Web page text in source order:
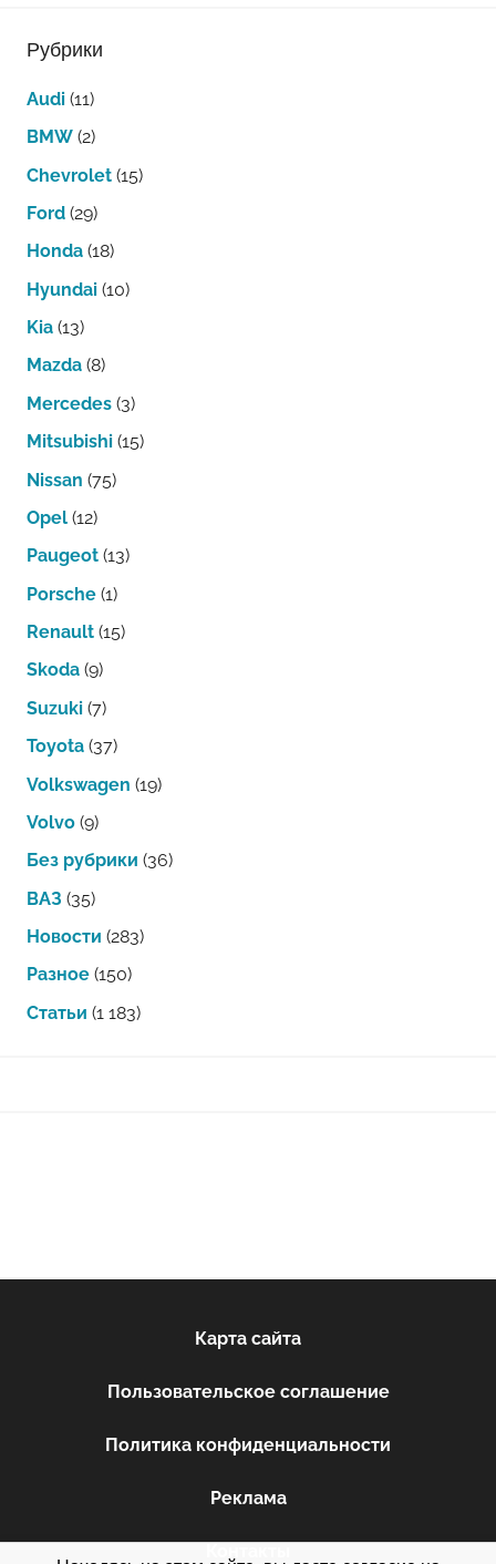
Рубрики
Audi (11)
BMW (2)
Chevrolet (15)
Ford (29)
Honda (18)
Hyundai (10)
Kia (13)
Mazda (8)
Mercedes (3)
Mitsubishi (15)
Nissan (75)
Opel (12)
Paugeot (13)
Porsche (1)
Renault (15)
Skoda (9)
Suzuki (7)
Toyota (37)
Volkswagen (19)
Volvo (9)
Без рубрики (36)
ВАЗ (35)
Новости (283)
Разное (150)
Статьи (1 183)
Карта сайта
Пользовательское соглашение
Политика конфиденциальности
Реклама